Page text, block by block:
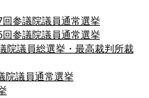
参議院議員通常選挙
参議院議員通常選挙
議員総選挙・最高裁判所裁
議員通常選挙